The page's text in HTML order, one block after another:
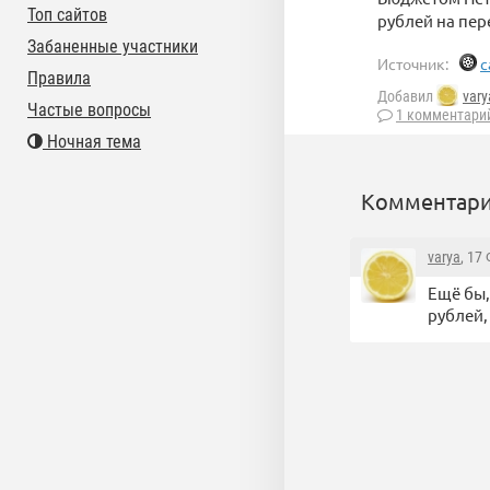
рублей на
Источник:
Добавил
1
varya, 17
Ещё бы,
Топ сайтов
Забаненные участники
Правила
Частые вопросы
Ночная тема